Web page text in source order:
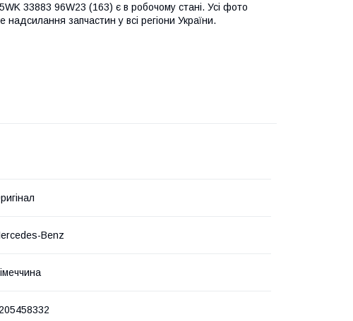
33883 96W23 (163) є в робочому стані. Усі фото
надсилання запчастин у всі регіони України.
Benz